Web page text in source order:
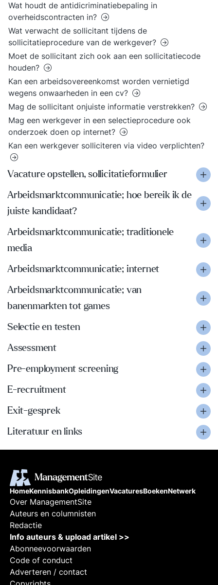
Wat houdt de antidicriminatiebepaling in
overheidscontracten in?
Wat verwacht de sollicitant tijdens de
sollicitatieprocedure van de werkgever?
Moet de sollicitant zich ook aan een sollicitatiecode
houden?
Kan een arbeidsovereenkomst worden vernietigd
wegens onwaarheden in een cv?
Mag de sollicitant onjuiste informatie verstrekken?
Mag een werkgever in een selectieprocedure ook
onderzoek doen op internet?
Kan een werkgever solliciteren via video verplichten?
Vacature opstellen, sollicitatieformulier
Arbeidsmarktcommunicatie; hoe bereik ik de
juiste kandidaat?
Arbeidsmarktcommunicatie; traditionele
media
Arbeidsmarktcommunicatie; internet
Arbeidsmarktcommunicatie; van
banenmarkten tot games
Selectie en testen
Assessment
Pre-employment screening
E-recruitment
Exit-gesprek
Literatuur en links
HomeKennisbankOpleidingenVacaturesBoekenNetwerk
Over ManagementSite
Auteurs en columnisten
Redactie
Info auteurs & upload artikel >>
Abonneevoorwaarden
Code of conduct
Adverteren / contact